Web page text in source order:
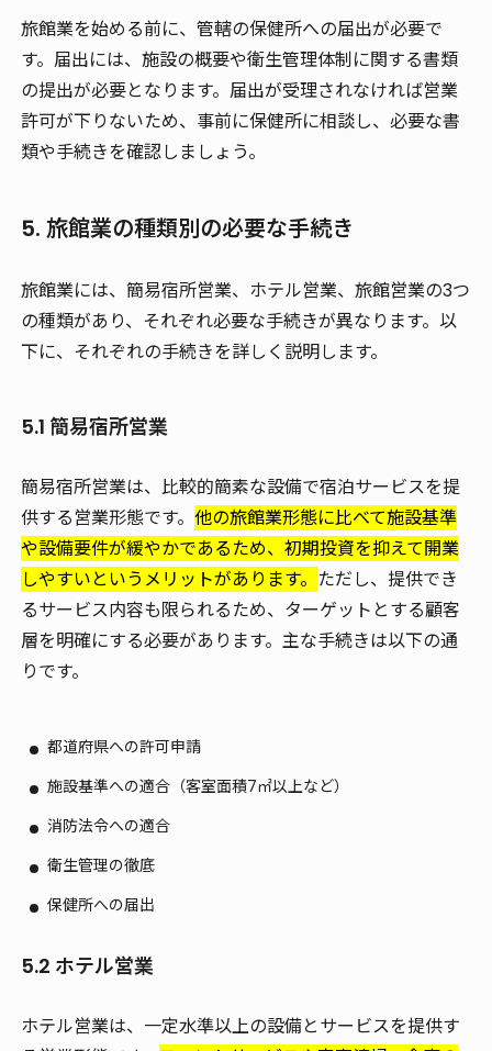
旅館業を始める前に、管轄の保健所への届出が必要で
す。届出には、施設の概要や衛生管理体制に関する書類
の提出が必要となります。届出が受理されなければ営業
許可が下りないため、事前に保健所に相談し、必要な書
類や手続きを確認しましょう。
5. 旅館業の種類別の必要な手続き
旅館業には、簡易宿所営業、ホテル営業、旅館営業の3つ
の種類があり、それぞれ必要な手続きが異なります。以
下に、それぞれの手続きを詳しく説明します。
5.1 簡易宿所営業
簡易宿所営業は、比較的簡素な設備で宿泊サービスを提
供する営業形態です。 他の旅館業形態に比べて施設基準
や設備要件が緩やかであるため、初期投資を抑えて開業
しやすいというメリットがあります。 ただし、提供でき
るサービス内容も限られるため、ターゲットとする顧客
層を明確にする必要があります。主な手続きは以下の通
りです。
都道府県への許可申請
施設基準への適合（客室面積7㎡以上など）
消防法令への適合
衛生管理の徹底
保健所への届出
5.2 ホテル営業
ホテル営業は、一定水準以上の設備とサービスを提供す